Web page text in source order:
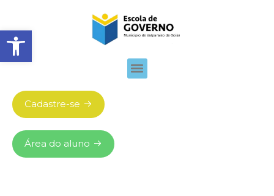
Abrir barra de ferramentas
Cadastre-se
Área do aluno